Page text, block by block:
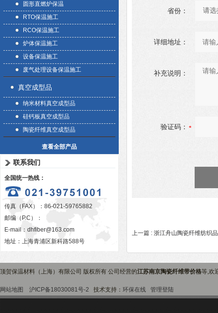
圆形直燃炉保温
RTO保温施工
RCO保温施工
炉体保温施工
设备保温施工
废气处理设备保温施工
真空成型品
纳米材料真空成型品
硅钙板真空成型品
陶瓷纤维真空成型品
查看全部产品
联系我们
全国统一热线：
传真（FAX）：86-021-59765882
邮编（P.C）：
E-mail： dhfiber@163.com
地址：上海青浦区新科路588号
省份：
详细地址：
补充说明：
验证码：
上一篇 : 浙江舟山陶瓷纤维纺织
顶贺保温材料（上海）有限公司 版权所有 公司经营的江苏南京陶瓷纤维带价格等,欢
网站地图 沪ICP备18030081号-2 技术支持： 环保在线 管理登陆